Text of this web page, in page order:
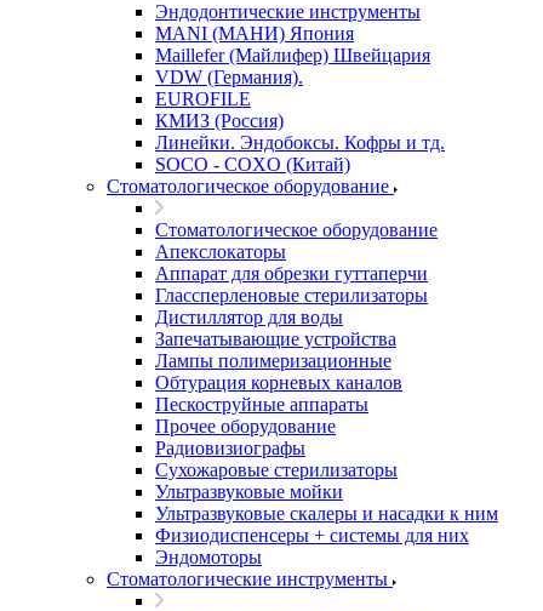
Эндодонтические инструменты
MANI (МАНИ) Япония
Maillefer (Майлифер) Швейцария
VDW (Германия).
EUROFILE
КМИЗ (Россия)
Линейки. Эндобоксы. Кофры и тд.
SOCO - COXO (Китай)
Стоматологическое оборудование
Стоматологическое оборудование
Апекслокаторы
Аппарат для обрезки гуттаперчи
Глассперленовые стерилизаторы
Дистиллятор для воды
Запечатывающие устройства
Лампы полимеризационные
Обтурация корневых каналов
Пескоструйные аппараты
Прочее оборудование
Радиовизиографы
Сухожаровые стерилизаторы
Ультразвуковые мойки
Ультразвуковые скалеры и насадки к ним
Физиодиспенсеры + системы для них
Эндомоторы
Стоматологические инструменты